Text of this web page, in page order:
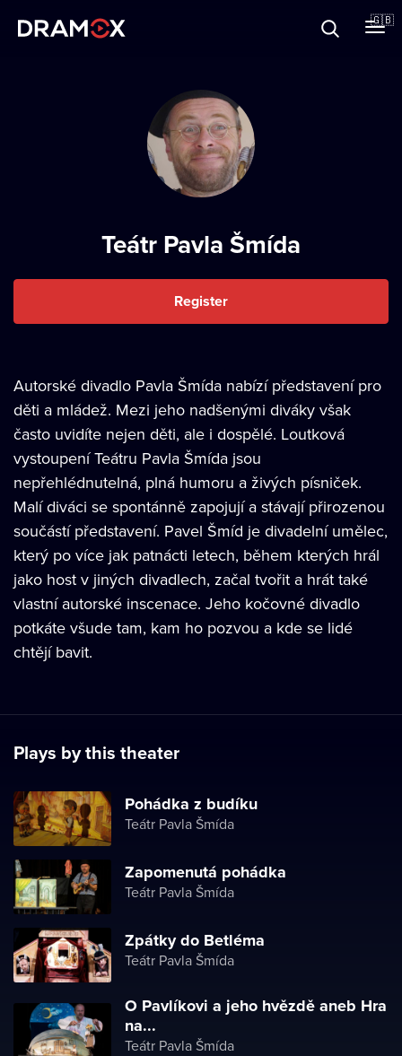
🇬🇧
Teátr Pavla Šmída
Register
Autorské divadlo Pavla Šmída nabízí představení pro
děti a mládež. Mezi jeho nadšenými diváky však
často uvidíte nejen děti, ale i dospělé. Loutková
vystoupení Teátru Pavla Šmída jsou
nepřehlédnutelná, plná humoru a živých písniček.
Malí diváci se spontánně zapojují a stávají přirozenou
součástí představení. Pavel Šmíd je divadelní umělec,
který po více jak patnácti letech, během kterých hrál
jako host v jiných divadlech, začal tvořit a hrát také
vlastní autorské inscenace. Jeho kočovné divadlo
potkáte všude tam, kam ho pozvou a kde se lidé
chtějí bavit.
Plays by this theater
Pohádka z budíku
Teátr Pavla Šmída
Zapomenutá pohádka
Teátr Pavla Šmída
Zpátky do Betléma
Teátr Pavla Šmída
O Pavlíkovi a jeho hvězdě aneb Hra
na...
Teátr Pavla Šmída